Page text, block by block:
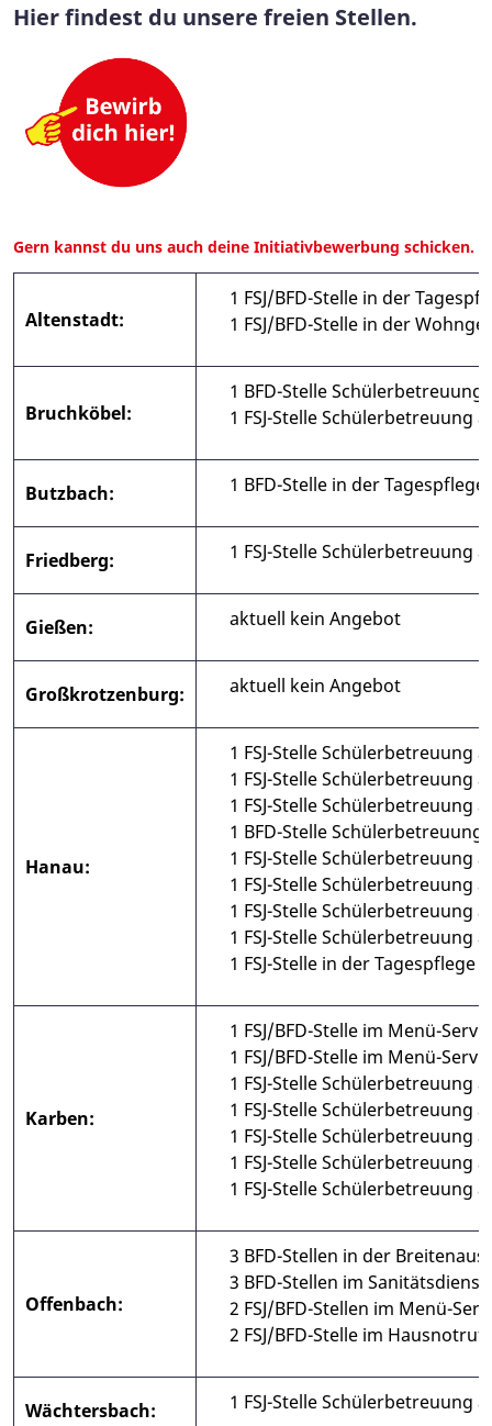
Hier findest du unsere freien Stellen.
Gern kannst du uns auch deine Initiativbewerbung schicken.
Altenstadt:
1 FSJ/BFD-Stelle in der
1 FSJ/BFD-Stelle in der
Bruchköbel:
1 BFD-Stelle
1 FSJ-Stelle Schülerbetreuung
Butzbach: 1 BFD-Stelle in der Tagespflege
Friedberg: 1 FSJ-Stelle Schülerbetreuung
Gießen: aktuell kein Angebot
Großkrotzenburg: aktuell kein Angebot
Hanau:
1 FSJ-Stelle Schülerbetreuung
1 FSJ-Stelle Schülerbetreuung
1 FSJ-Stelle Schülerbetreuung
1 BFD-Stelle
1 FSJ-Stelle Schülerbetreuung
1 FSJ-Stelle Schülerbetreuung
1 FSJ-Stelle Schülerbetreuung
1 FSJ-Stelle Schülerbetreuung
1 FSJ-Stelle in der Tagespflege
Karben:
1 FSJ/BFD-Stelle im Menü-
1 FSJ/BFD-Stelle im Menü-
1 FSJ-Stelle Schülerbetreuung
1 FSJ-Stelle Schülerbetreuung
1 FSJ-Stelle Schülerbetreuung
1 FSJ-Stelle Schülerbetreuung
1 FSJ-Stelle Schülerbetreuung
Offenbach:
3 BFD-Stellen in der
3 BFD-Stellen im Sanitätsdienst
2 FSJ/BFD-Stellen im Menü-
2 FSJ/BFD-Stelle im
Wächtersbach: 1 FSJ-Stelle Schülerbetreuung